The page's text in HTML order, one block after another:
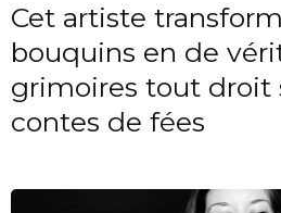
Cet artiste
bouquins en de
grimoires tout droit
contes de fées